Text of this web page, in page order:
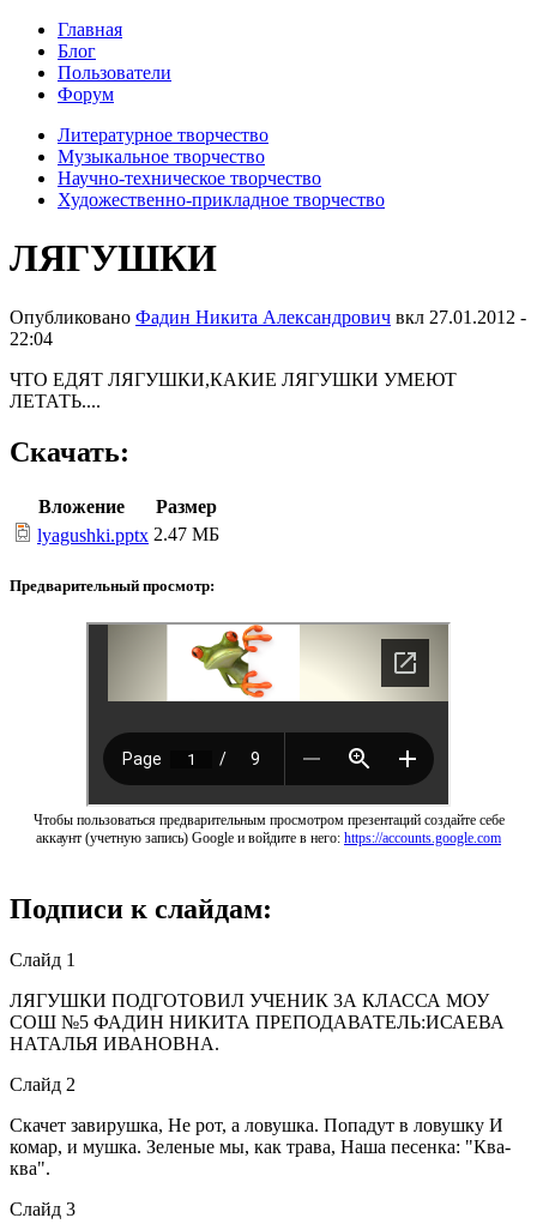
Главная
Блог
Пользователи
Форум
Литературное творчество
Музыкальное творчество
Научно-техническое творчество
Художественно-прикладное творчество
ЛЯГУШКИ
Опубликовано Фадин Никита Александрович вкл 27.01.2012 -
22:04
ЧТО ЕДЯТ ЛЯГУШКИ,КАКИЕ ЛЯГУШКИ УМЕЮТ
ЛЕТАТЬ....
Скачать:
Вложение
Размер
lyagushki.pptx 2.47 МБ
Предварительный просмотр:
Чтобы пользоваться предварительным просмотром презентаций создайте себе
аккаунт (учетную запись) Google и войдите в него: https://accounts.google.com
Подписи к слайдам:
Слайд 1
ЛЯГУШКИ ПОДГОТОВИЛ УЧЕНИК 3А КЛАССА МОУ
СОШ №5 ФАДИН НИКИТА ПРЕПОДАВАТЕЛЬ:ИСАЕВА
НАТАЛЬЯ ИВАНОВНА.
Слайд 2
Скачет завирушка, Не рот, а ловушка. Попадут в ловушку И
комар, и мушка. Зеленые мы, как трава, Наша песенка: "Ква-
ква".
Слайд 3